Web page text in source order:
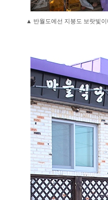
▲ 반월도에선 지붕도 보랏빛